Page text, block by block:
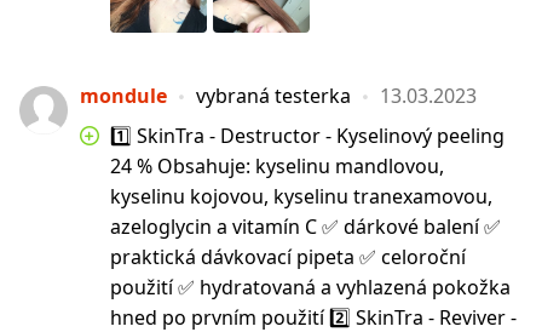
mondule vybraná testerka
13.03.2023
1️⃣ SkinTra - Destructor - Kyselinový peeling
24 % Obsahuje: kyselinu mandlovou,
kyselinu kojovou, kyselinu tranexamovou,
azeloglycin a vitamín C ✅ dárkové balení ✅
praktická dávkovací pipeta ✅ celoroční
použití ✅ hydratovaná a vyhlazená pokožka
hned po prvním použití 2️⃣ SkinTra - Reviver -